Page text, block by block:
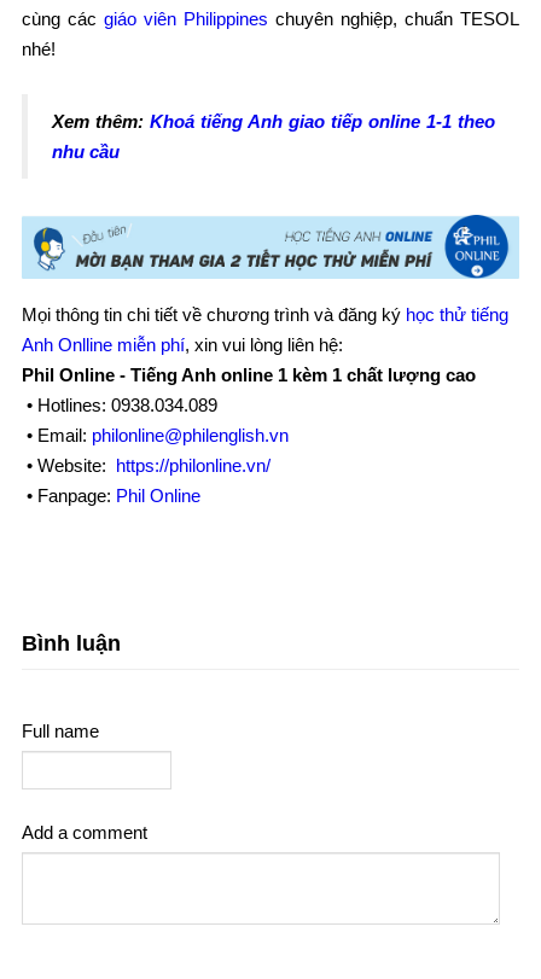
cùng các giáo viên Philippines chuyên nghiệp, chuẩn TESOL
nhé!
Xem thêm: Khoá tiếng Anh giao tiếp online 1-1 theo
nhu cầu
Mọi thông tin chi tiết về chương trình và đăng ký học thử tiếng
Anh Onlline miễn phí, xin vui lòng liên hệ:
Phil Online - Tiếng Anh online 1 kèm 1 chất lượng cao
• Hotlines: 0938.034.089
• Email: philonline@philenglish.vn
• Website: https://philonline.vn/
• Fanpage: Phil Online
Bình luận
Full name
Add a comment